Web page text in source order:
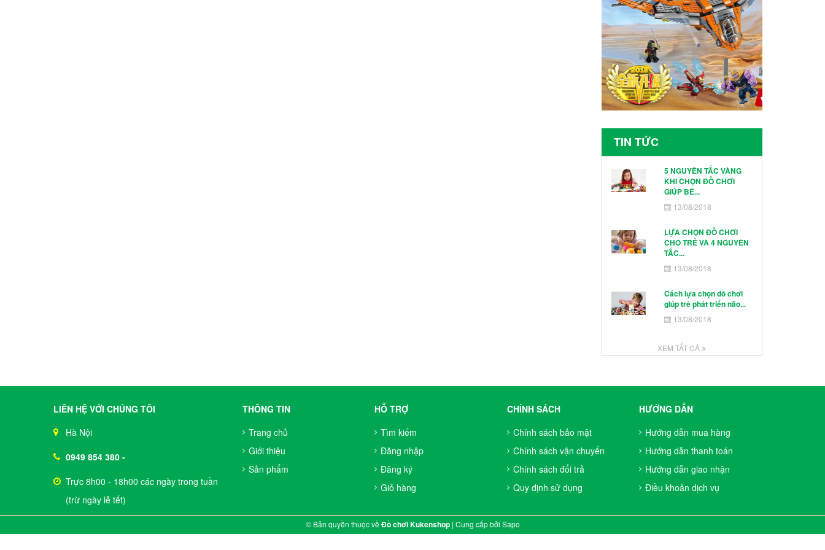
TIN TỨC
5 NGUYÊN TẮC VÀNG
KHI CHỌN ĐỒ CHƠI
GIÚP BÉ...
13/08/2018
LỰA CHỌN ĐỒ CHƠI
CHO TRẺ VÀ 4 NGUYÊN
TẮC...
13/08/2018
Cách lựa chọn đồ chơi
giúp trẻ phát triển não...
13/08/2018
XEM TẤT CẢ
LIÊN HỆ VỚI CHÚNG TÔI
Hà Nội
0949 854 380 -
Trực 8h00 - 18h00 các ngày trong tuần
(trừ ngày lễ tết)
THÔNG TIN
Trang chủ
Giới thiệu
Sản phẩm
HỖ TRỢ
Tìm kiếm
Đăng nhập
Đăng ký
Giỏ hàng
CHÍNH SÁCH
Chính sách bảo mật
Chính sách vận chuyển
Chính sách đổi trả
Quy định sử dụng
HƯỚNG DẪN
Hướng dẫn mua hàng
Hướng dẫn thanh toán
Hướng dẫn giao nhận
Điều khoản dịch vụ
© Bản quyền thuộc vềĐồ chơi Kukenshop| Cung cấp bởi Sapo